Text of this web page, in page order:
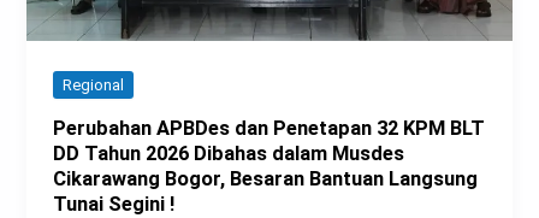
Regional
Perubahan APBDes dan Penetapan 32 KPM BLT
DD Tahun 2026 Dibahas dalam Musdes
Cikarawang Bogor, Besaran Bantuan Langsung
Tunai Segini !